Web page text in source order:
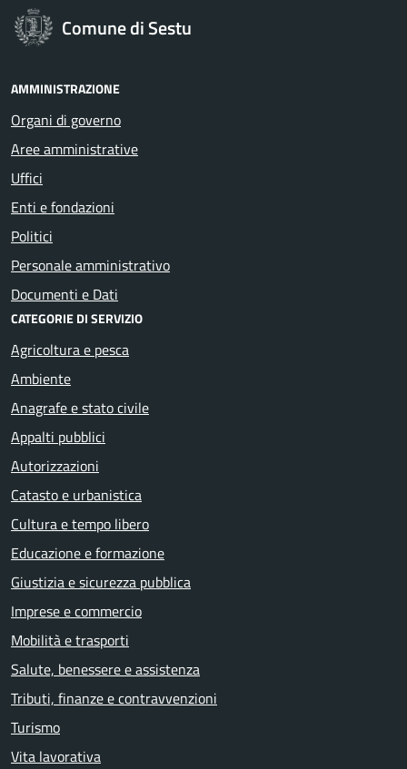
Comune di Sestu
AMMINISTRAZIONE
Organi di governo
Aree amministrative
Uffici
Enti e fondazioni
Politici
Personale amministrativo
Documenti e Dati
CATEGORIE DI SERVIZIO
Agricoltura e pesca
Ambiente
Anagrafe e stato civile
Appalti pubblici
Autorizzazioni
Catasto e urbanistica
Cultura e tempo libero
Educazione e formazione
Giustizia e sicurezza pubblica
Imprese e commercio
Mobilità e trasporti
Salute, benessere e assistenza
Tributi, finanze e contravvenzioni
Turismo
Vita lavorativa